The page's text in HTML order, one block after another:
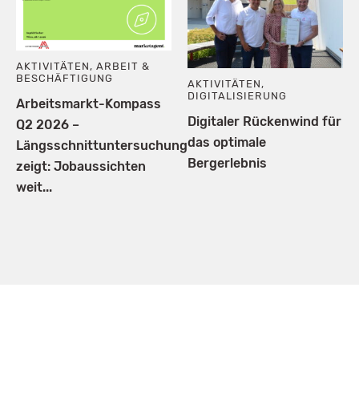
AKTIVITÄTEN,ARBEIT &
BESCHÄFTIGUNG
Arbeitsmarkt-Kompass
Q2 2026 –
Längsschnittuntersuchung
zeigt: Jobaussichten
weit...
AKTIVITÄTEN ,
DIGITALISIERUNG
Digitaler Rückenwind für
das optimale
Bergerlebnis